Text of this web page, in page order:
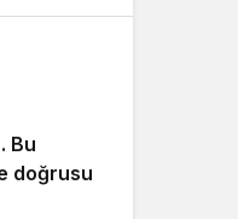
Bu
doğrusu